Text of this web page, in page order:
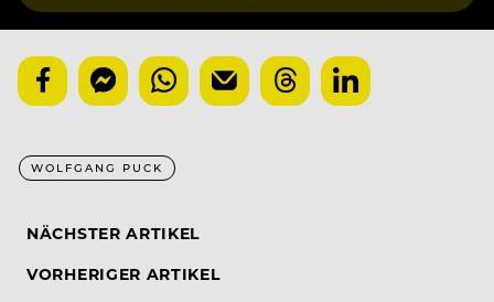
WOLFGANG PUCK
NÄCHSTER ARTIKEL
VORHERIGER ARTIKEL